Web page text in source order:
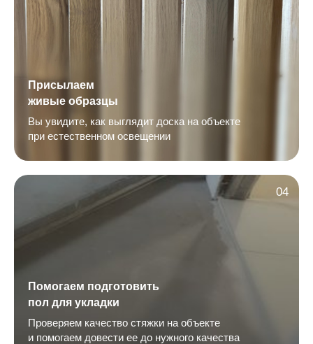
Присылаем
живые образцы
Вы увидите, как выглядит доска на объекте
при естественном освещении
04
Помогаем подготовить
пол для укладки
Проверяем качество стяжки на объекте
и помогаем довести ее до нужного качества